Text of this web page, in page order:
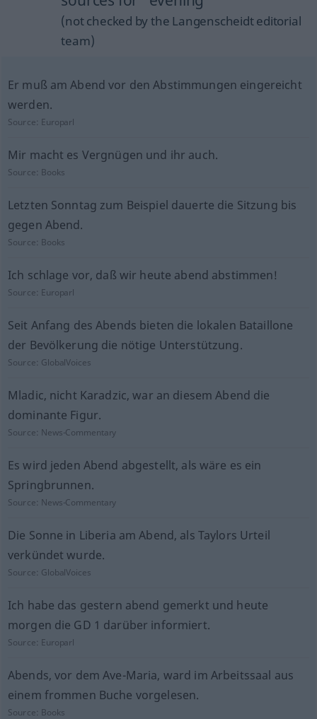
(not checked by the Langenscheidt editorial
team)
Er muß am Abend vor den Abstimmungen eingereicht
werden.
Source: Europarl
Mir macht es Vergnügen und ihr auch.
Source: Books
Letzten Sonntag zum Beispiel dauerte die Sitzung bis
gegen Abend.
Source: Books
Ich schlage vor, daß wir heute abend abstimmen!
Source: Europarl
Seit Anfang des Abends bieten die lokalen Bataillone
der Bevölkerung die nötige Unterstützung.
Source: GlobalVoices
Mladic, nicht Karadzic, war an diesem Abend die
dominante Figur.
Source: News-Commentary
Es wird jeden Abend abgestellt, als wäre es ein
Springbrunnen.
Source: News-Commentary
Die Sonne in Liberia am Abend, als Taylors Urteil
verkündet wurde.
Source: GlobalVoices
Ich habe das gestern abend gemerkt und heute
morgen die GD 1 darüber informiert.
Source: Europarl
Abends, vor dem Ave-Maria, ward im Arbeitssaal aus
einem frommen Buche vorgelesen.
Source: Books